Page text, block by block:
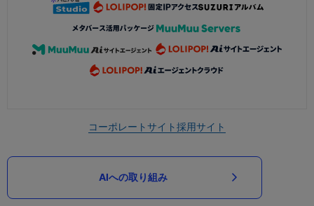
コーポレートサイト採用サイト
AIへの取り組み